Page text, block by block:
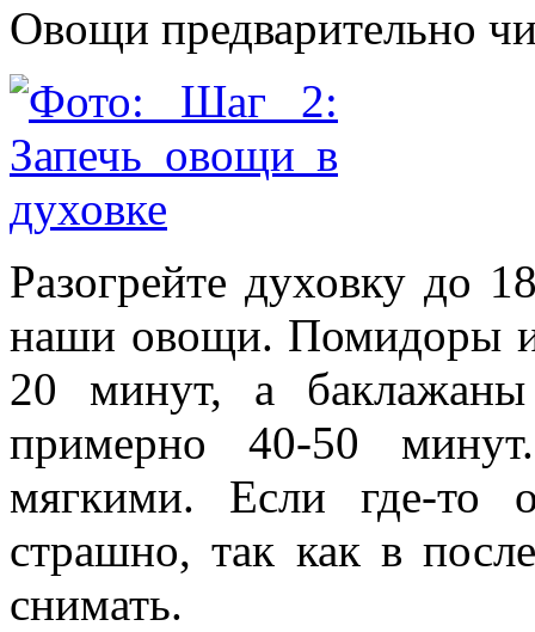
Овощи предварительно
Разогрейте духовку до
наши овощи. Помидоры и
20 минут, а баклажаны
примерно 40-50
мягкими. Если где-то
страшно, так как в
снимать.